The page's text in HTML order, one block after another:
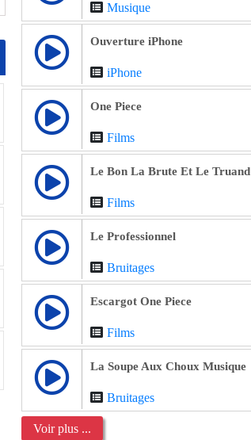
Musique
Ouverture iPhone
iPhone
One Piece
Films
Le Bon La Brute Et Le Truand
Films
Le Professionnel
Bruitages
Escargot One Piece
Films
La Soupe Aux Choux Musique
Bruitages
Voir plus ...